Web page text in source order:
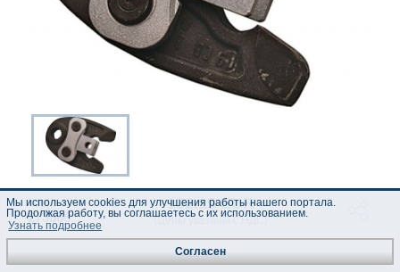
код :
273568
132.19 EUR
(Цены указаны с НДС)
Мы используем cookies для улучшения работы нашего портала.
Продолжая работу, вы соглашаетесь с их использованием.
Узнать подробнее
Согласен